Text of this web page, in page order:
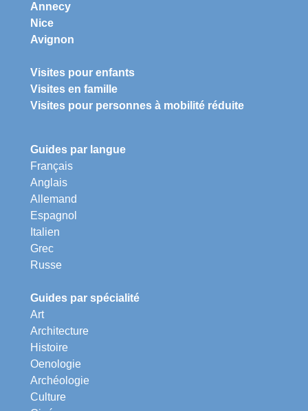
Annecy
Nice
Avignon
Visites pour enfants
Visites en famille
Visites pour personnes à mobilité réduite
Guides par langue
Français
Anglais
Allemand
Espagnol
Italien
Grec
Russe
Guides par spécialité
Art
Architecture
Histoire
Oenologie
Archéologie
Culture